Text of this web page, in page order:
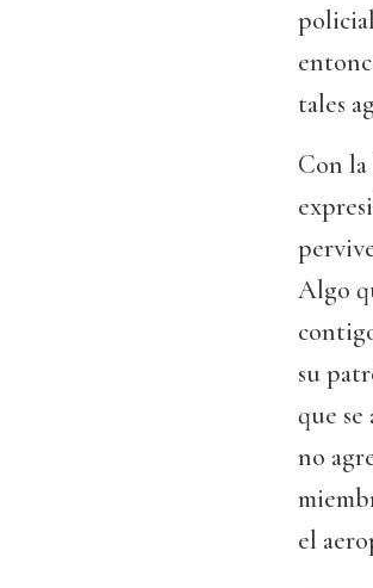
tales
Con
Algo
su
que
no
el